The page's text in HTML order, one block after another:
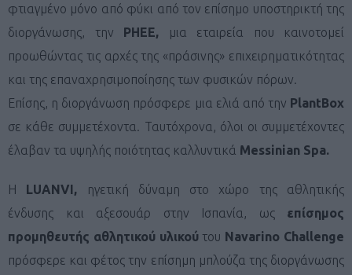
φτιαγμένο μόνο από φύκι από τον επίσημο υποστηρικτή της
διοργάνωσης, την PHEE, μια εταιρεία που καινοτομεί
προωθώντας τις αρχές της «πράσινης» επιχειρηματικότητας
και της επαναχρησιμοποίησης των φυσικών πόρων.
Επίσης, η διοργάνωση πρόσφερε μια ελιά από την PlantBox
σε κάθε συμμετέχοντα. Ταυτόχρονα, όλοι οι συμμετέχοντες
έλαβαν τα υψηλής ποιότητας καλλυντικά Messinian Spa.
Η LUANVI, ηγετική δύναμη στο χώρο της αθλητικής
ένδυσης και αξεσουάρ στην Ισπανία, ως επίσημος
προμηθευτής αθλητικού υλικούτου Navarino Challenge
πρόσφερε και φέτος την επίσημη μπλούζα της διοργάνωσης